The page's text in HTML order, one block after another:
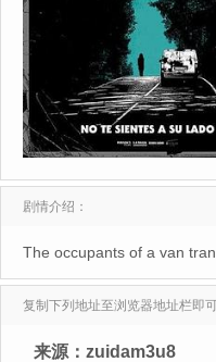
剧情介绍：
The occupants of a van
复制下列地址至浏览器地址栏即
来源：zuidam3u8